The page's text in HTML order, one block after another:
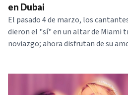
en Dubai
El pasado 4 de marzo, los
dieron el "sí" en un altar de Miami
noviazgo; ahora disfrutan de su